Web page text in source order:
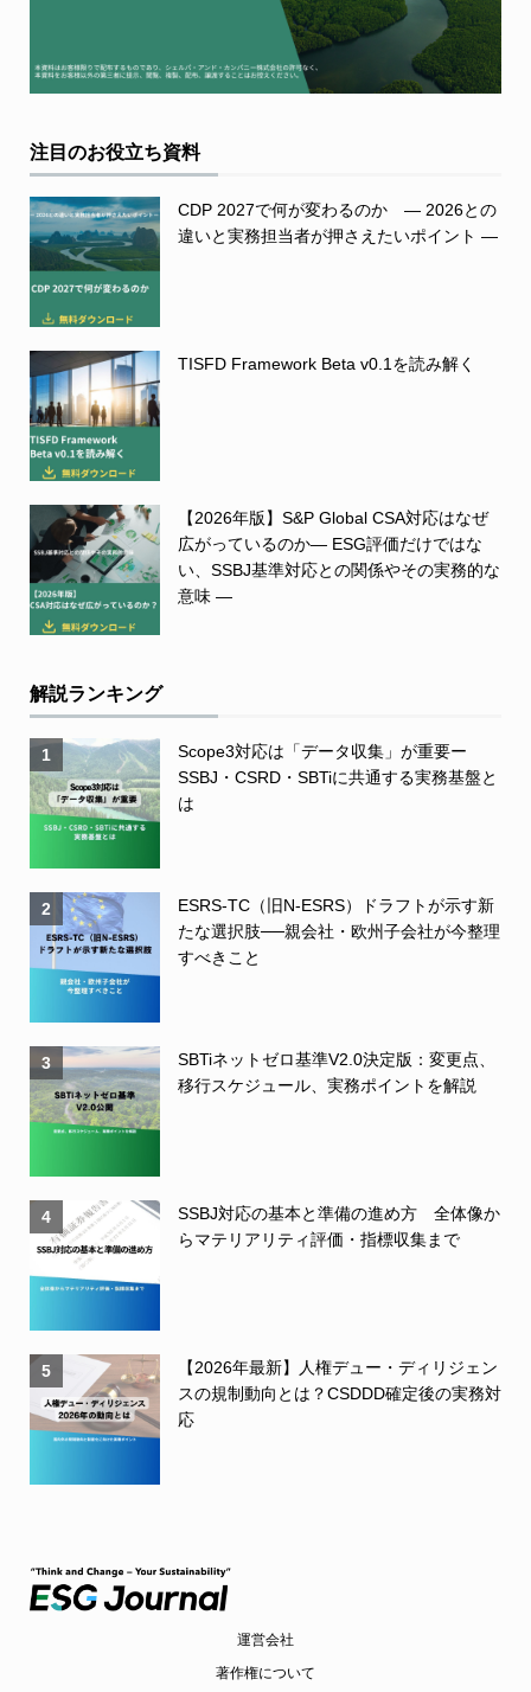
注目のお役立ち資料
CDP 2027で何が変わるのか ― 2026との
違いと実務担当者が押さえたいポイント ―
TISFD Framework Beta v0.1を読み解く
【2026年版】S&P Global CSA対応はなぜ
広がっているのか― ESG評価だけではな
い、SSBJ基準対応との関係やその実務的な
意味 ―
解説ランキング
1
Scope3対応は「データ収集」が重要ー
SSBJ・CSRD・SBTiに共通する実務基盤と
は
2
ESRS-TC（旧N-ESRS）ドラフトが示す新
たな選択肢──親会社・欧州子会社が今整理
すべきこと
3
SBTiネットゼロ基準V2.0決定版：変更点、
移行スケジュール、実務ポイントを解説
4
SSBJ対応の基本と準備の進め方 全体像か
らマテリアリティ評価・指標収集まで
5
【2026年最新】人権デュー・ディリジェン
スの規制動向とは？CSDDD確定後の実務対
応
運営会社
著作権について